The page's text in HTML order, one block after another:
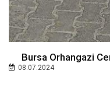
Bursa Orhangazi
08.07.2024